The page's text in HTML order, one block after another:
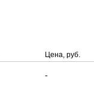
Цена, руб.
-